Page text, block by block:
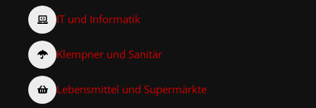
IT und Informatik
Klempner und Sanitär
Lebensmittel und Supermärkte